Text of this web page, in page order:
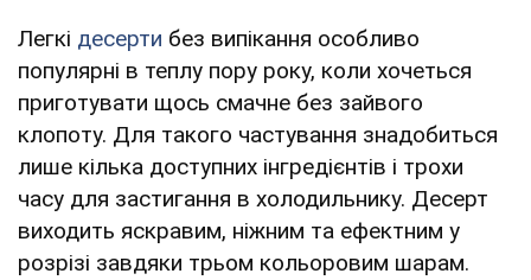
Легкі десерти без випікання особливо
популярні в теплу пору року, коли хочеться
приготувати щось смачне без зайвого
клопоту. Для такого частування знадобиться
лише кілька доступних інгредієнтів і трохи
часу для застигання в холодильнику. Десерт
виходить яскравим, ніжним та ефектним у
розрізі завдяки трьом кольоровим шарам.